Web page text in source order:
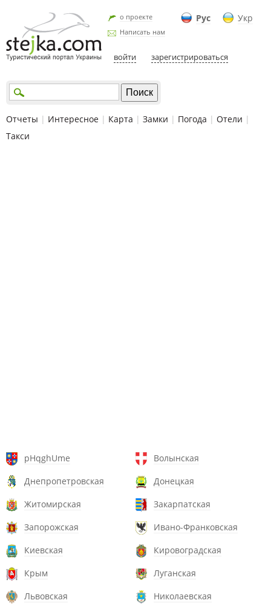
Рус Укр
о проекте
Написать нам
войти зарегистрироваться
Отчеты | Интересное | Карта | Замки | Погода | Отели |
Такси
pHqghUme
Волынская
Днепропетровская
Донецкая
Житомирская
Закарпатская
Запорожская
Ивано-Франковская
Киевская
Кировоградская
Крым
Луганская
Львовская
Николаевская